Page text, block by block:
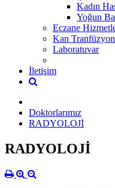
Kadın
Yoğun
Eczane
Kan Tranfüzyon
Laboratuvar
İletişim
Doktorlarımız
RADYOLOJİ
RADYOLOJİ